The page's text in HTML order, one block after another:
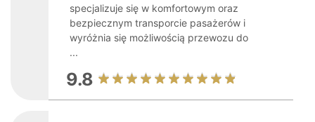
specjalizuje się w komfortowym oraz
bezpiecznym transporcie pasażerów i
wyróżnia się możliwością przewozu do
...
9.8